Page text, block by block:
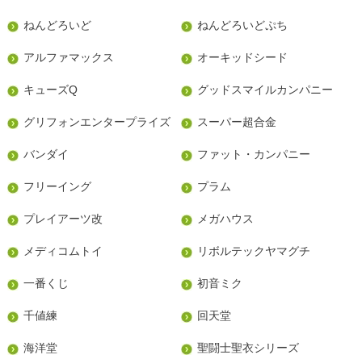
ねんどろいど ねんどろいどぷち
アルファマックス オーキッドシード
キューズQ グッドスマイルカンパニー
グリフォンエンタープライズ スーパー超合金
バンダイ ファット・カンパニー
フリーイング プラム
プレイアーツ改 メガハウス
メディコムトイ リボルテックヤマグチ
一番くじ 初音ミク
千値練 回天堂
海洋堂 聖闘士聖衣シリーズ